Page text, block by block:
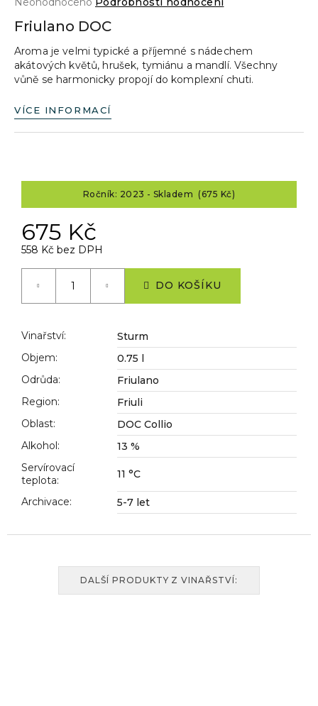
produktu
0,0
z
5
Friulano DOC
Aroma je velmi typické a příjemné s nádechem
akátových květů, hrušek, tymiánu a mandlí. Všechny
vůně se harmonicky propojí do komplexní chuti.
VÍCE INFORMACÍ
Ročník: 2023 - Skladem (675 Kč)
675 Kč
558 Kč bez DPH
DO KOŠÍKU
Vinařství:
Sturm
Objem:
0.75 l
Odrůda:
Friulano
Region:
Friuli
Oblast:
DOC Collio
Alkohol:
13 %
Servírovací
teplota: 11 °C
Archivace: 5-7 let
DALŠÍ PRODUKTY Z VINAŘSTVÍ:
a
j
í
t
D
o
p
o
u
u
m
e